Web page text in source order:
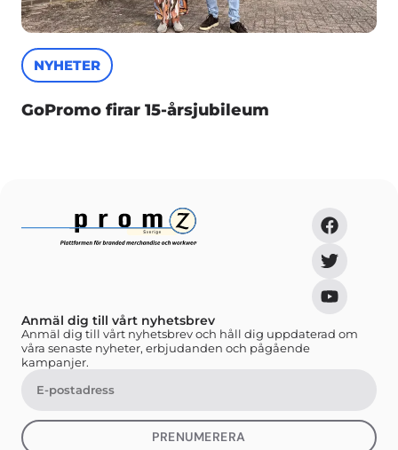
NYHETER
GoPromo firar 15-årsjubileum
Anmäl dig till vårt nyhetsbrev
Anmäl dig till vårt nyhetsbrev och håll dig uppdaterad om
våra senaste nyheter, erbjudanden och pågående
kampanjer.
PRENUMERERA